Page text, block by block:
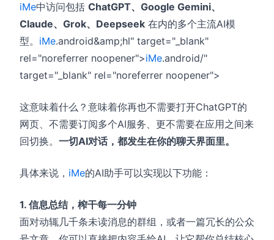
iMe中访问包括 ChatGPT、Google Gemini、
Claude、Grok、Deepseek 在内的多个主流AI模
型。 iMe.android&amp;hl" target="_blank"
rel="noreferrer noopener">iMe.android/"
target="_blank" rel="noreferrer noopener">
这意味着什么？意味着你再也不需要打开ChatGPT的
网页、不需要订阅多个AI服务、更不需要在应用之间来
回切换。 一切AI对话，都发生在你的聊天界面里。
具体来说， iMe的AI助手可以实现以下功能：
1. 信息总结，榨干每一分钟
面对动辄几千条未读消息的群组，或者一篇冗长的公众